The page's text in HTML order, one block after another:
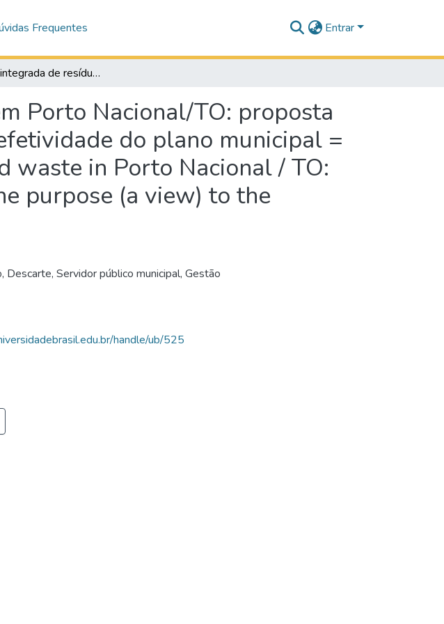
Frequentes Entrar
Gestão integrada de resíduos sólidos em Porto Nacional/TO: proposta para intervenção pública com vistas a efetividade do plano municipal = integrated management (waste) in solid waste in Porto Nacional / TO: proposal for public intervention with the purpose (a view) to the effectiveness of the municipal plan
Porto Nacional/TO: proposta
do plano municipal =
waste in Porto Nacional / TO:
purpose (a view) to the
, Descarte, Servidor público municipal, Gestão
handle/ub/525